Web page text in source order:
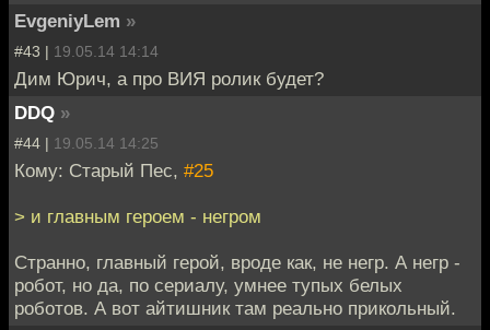
EvgeniyLem »
#43 | 19.05.14 14:14
Дим Юрич, а про ВИЯ ролик будет?
DDQ »
#44 | 19.05.14 14:25
Кому: Старый Пес, #25
> и главным героем - негром
Странно, главный герой, вроде как, не негр. А негр -
робот, но да, по сериалу, умнее тупых белых
роботов. А вот айтишник там реально прикольный.